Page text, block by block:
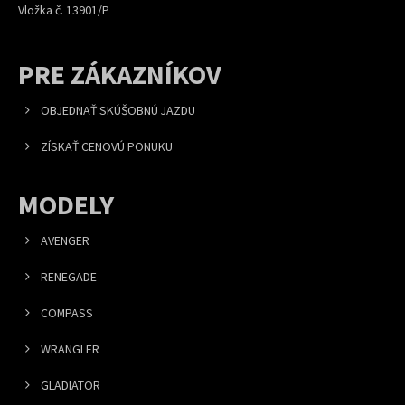
Vložka č. 13901/P
PRE ZÁKAZNÍKOV
OBJEDNAŤ SKÚŠOBNÚ JAZDU
ZÍSKAŤ CENOVÚ PONUKU
MODELY
AVENGER
RENEGADE
COMPASS
WRANGLER
GLADIATOR